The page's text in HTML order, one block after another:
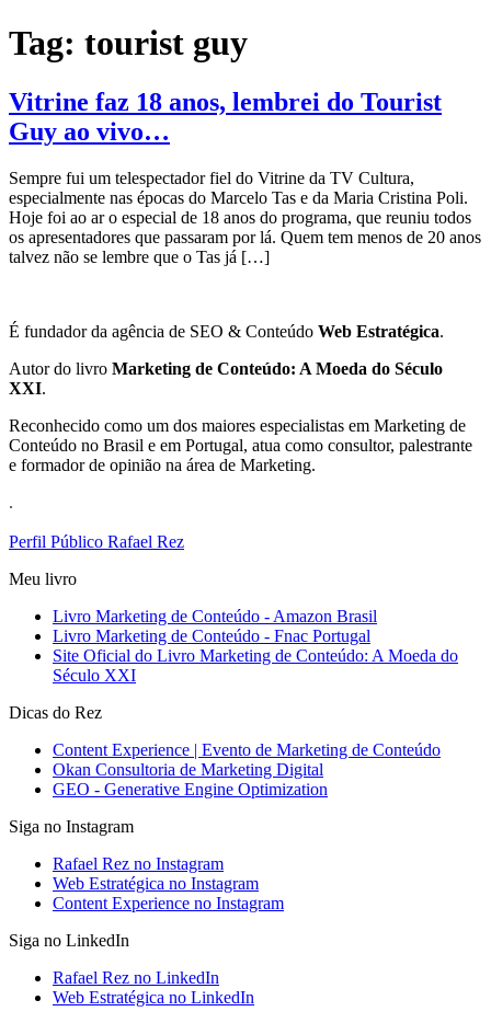
Tag: tourist guy
Vitrine faz 18 anos, lembrei do Tourist
Guy ao vivo…
Sempre fui um telespectador fiel do Vitrine da TV Cultura,
especialmente nas épocas do Marcelo Tas e da Maria Cristina Poli.
Hoje foi ao ar o especial de 18 anos do programa, que reuniu todos
os apresentadores que passaram por lá. Quem tem menos de 20 anos
talvez não se lembre que o Tas já […]
É fundador da agência de SEO & Conteúdo Web Estratégica.
Autor do livro Marketing de Conteúdo: A Moeda do Século
XXI.
Reconhecido como um dos maiores especialistas em Marketing de
Conteúdo no Brasil e em Portugal, atua como consultor, palestrante
e formador de opinião na área de Marketing.
.
Perfil Público Rafael Rez
Meu livro
Livro Marketing de Conteúdo - Amazon Brasil
Livro Marketing de Conteúdo - Fnac Portugal
Site Oficial do Livro Marketing de Conteúdo: A Moeda do
Século XXI
Dicas do Rez
Content Experience | Evento de Marketing de Conteúdo
Okan Consultoria de Marketing Digital
GEO - Generative Engine Optimization
Siga no Instagram
Rafael Rez no Instagram
Web Estratégica no Instagram
Content Experience no Instagram
Siga no LinkedIn
Rafael Rez no LinkedIn
Web Estratégica no LinkedIn